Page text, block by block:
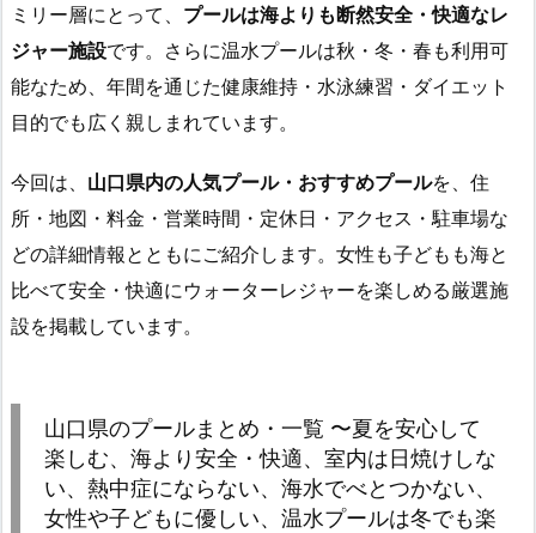
ミリー層にとって、 プールは海よりも断然安全・快適なレ
ジャー施設です。さらに温水プールは秋・冬・春も利用可
能なため、年間を通じた健康維持・水泳練習・ダイエット
目的でも広く親しまれています。
今回は、 山口県内の人気プール・おすすめプールを、住
所・地図・料金・営業時間・定休日・アクセス・駐車場な
どの詳細情報とともにご紹介します。女性も子どもも海と
比べて安全・快適にウォーターレジャーを楽しめる厳選施
設を掲載しています。
山口県のプールまとめ・一覧 〜夏を安心して
楽しむ、海より安全・快適、室内は日焼けしな
い、熱中症にならない、海水でべとつかない、
女性や子どもに優しい、温水プールは冬でも楽